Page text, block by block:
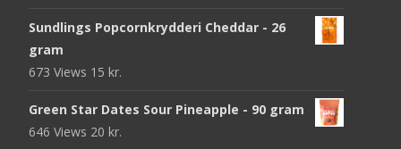
Sundlings Popcornkrydderi Cheddar - 26
gram
673 Views 15 kr.
Green Star Dates Sour Pineapple - 90 gram
646 Views 20 kr.